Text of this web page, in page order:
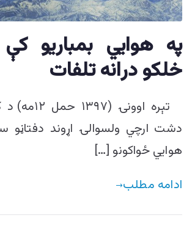
ییزو
مرکز
په هوايي بمباريو
خلکو درانه تلفات
تېره اوونۍ
دشت ارچي ولسوالۍ اړوند دفتاڼو
هوایي ځواکونو […]
ادامه مطلب